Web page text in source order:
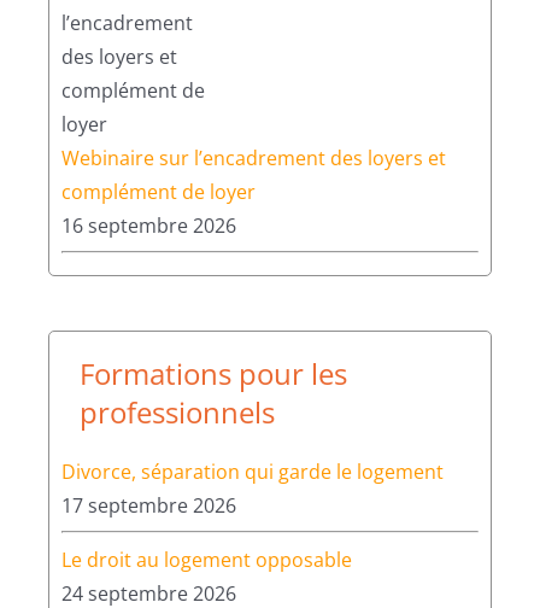
Webinaire sur l’encadrement des loyers et
complément de loyer
16 septembre 2026
Formations pour les
professionnels
Divorce, séparation qui garde le logement
17 septembre 2026
Le droit au logement opposable
24 septembre 2026